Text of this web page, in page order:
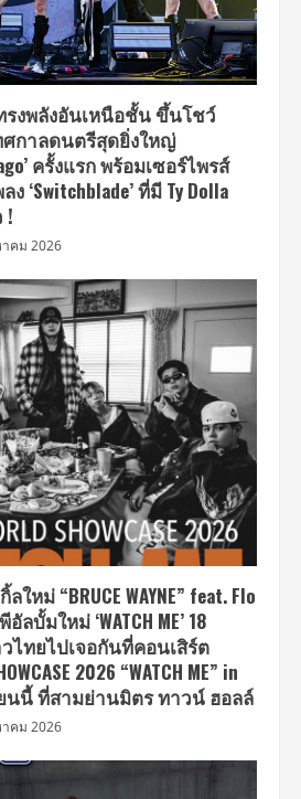
รงพลังอันเหนือชั้น ขึ้นโชว์
กาลดนตรีสุดยิ่งใหญ่
ครั้งแรก พร้อมเซอร์ไพรส์
‘Switchblade’ ที่มี Ty Dolla
!
คม 2026
ใหม่ “BRUCE WAYNE” feat. Flo
บั้มใหม่ ‘WATCH ME’ 18
ทยไปเจอกันที่คอนเสิร์ต
2026 “WATCH ME” in
นนี้ ที่สามย่านมิตร ทาวน์ ฮอลล์
คม 2026